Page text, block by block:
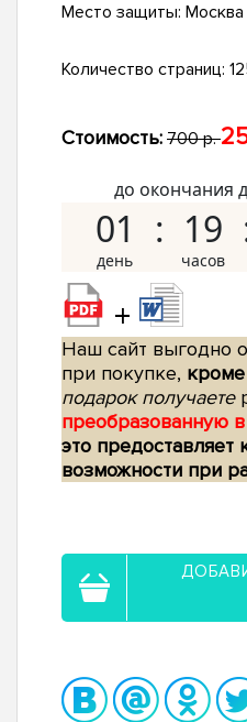
Место защиты: Москва
Количество страниц:
Стоимость: 700 р.
до окончания
01 19
+
Наш сайт выгодно
при покупке,
подарок получаете
преобразованную
это предоставляет
возможности при